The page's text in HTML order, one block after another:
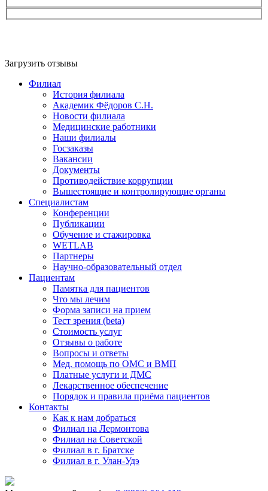
Загрузить отзывы
Филиал
История филиала
Академик Фёдоров С.Н.
Новости филиала
Медицинские работники
Наши филиалы
Госзаказы
Вакансии
Документы
Противодействие коррупции
Вышестоящие и контролирующие органы
Специалистам
Конференции
Публикации
Обучение и стажировка
WETLAB
Партнеры
Научно-образовательный отдел
Пациентам
Памятка для пациентов
Что мы лечим
Форма записи на прием
Тест зрения (beta)
Стоимость услуг
Отзывы о работе
Вопросы и ответы
Мед. помощь по ОМС и ВМП
Платные услуги и ДМС
Лекарственное обеспечение
Порядок и правила приёма пациентов
Контакты
Как к нам добраться
Филиал на Лермонтова
Филиал на Советской
Филиал в г. Братске
Филиал в г. Улан-Удэ